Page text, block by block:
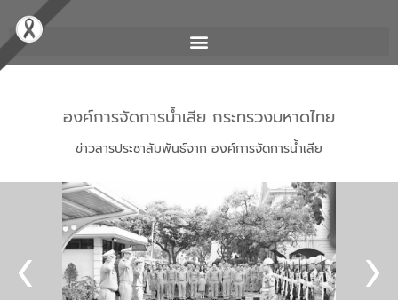
องค์การจัดการน้ำเสีย กระทรวงมหาดไทย
ข่าวสารประชาสัมพันธ์จาก องค์การจัดการน้ำเสีย